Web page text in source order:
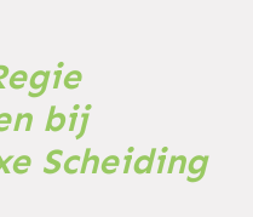
bij
Scheiding